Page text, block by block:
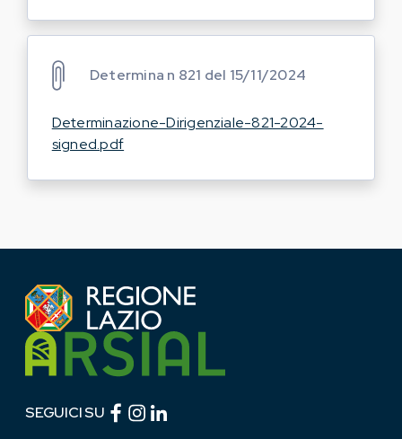
Determina n 821 del 15/11/2024
Determinazione-Dirigenziale-821-2024-
signed.pdf
SEGUICI SU Facebook (link esterno)
Instagram (link esterno)